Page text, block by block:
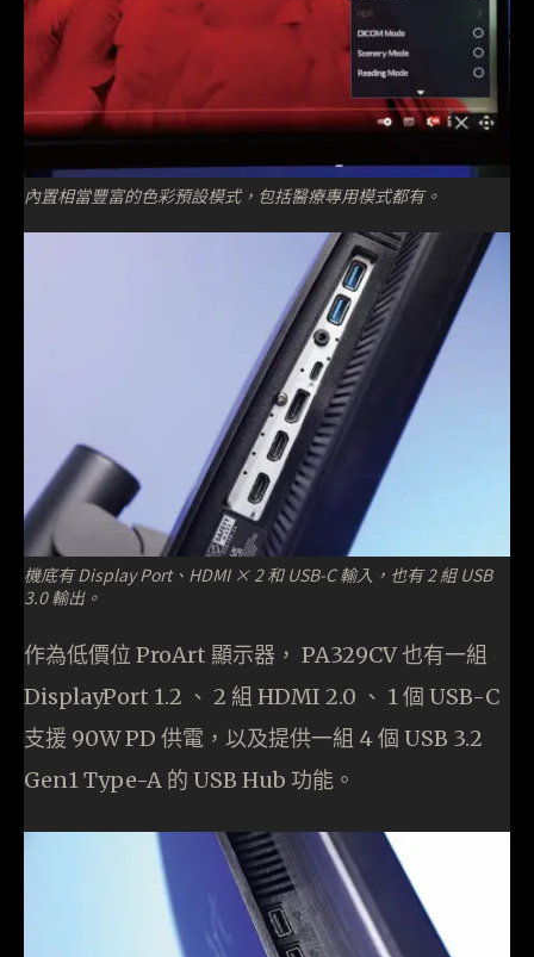
內置相當豐富的色彩預設模式，包括醫療專用模式都有。
機底有 Display Port、HDMI × 2 和 USB-C 輸入，也有 2 組 USB
3.0 輸出。
作為低價位 ProArt 顯示器， PA329CV 也有一組
DisplayPort 1.2 、 2 組 HDMI 2.0 、 1 個 USB-C
支援 90W PD 供電，以及提供一組 4 個 USB 3.2
Gen1 Type-A 的 USB Hub 功能。